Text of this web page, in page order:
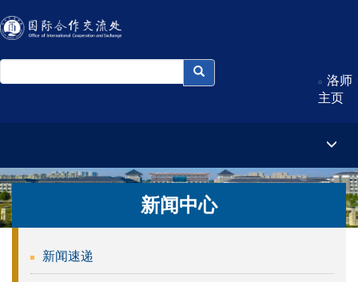
洛师
主页
新闻中心
新闻速递